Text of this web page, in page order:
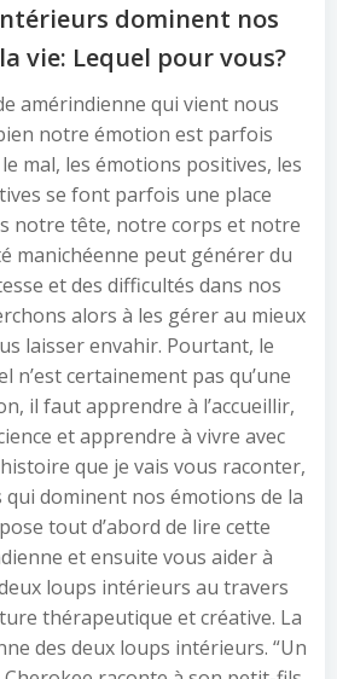
dominent nos
vie: Lequel pour vous?
amérindienne qui vient nous
notre émotion est parfois
mal, les émotions positives, les
se font parfois une place
notre tête, notre corps et notre
manichéenne peut générer du
et des difficultés dans nos
alors à les gérer au mieux
laisser envahir. Pourtant, le
n’est certainement pas qu’une
il faut apprendre à l’accueillir,
et apprendre à vivre avec
que je vais vous raconter,
qui dominent nos émotions de la
tout d’abord de lire cette
et ensuite vous aider à
loups intérieurs au travers
thérapeutique et créative. La
des deux loups intérieurs. “Un